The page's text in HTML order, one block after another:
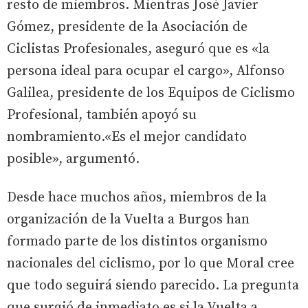
resto de miembros. Mientras José Javier
Gómez, presidente de la Asociación de
Ciclistas Profesionales, aseguró que es «la
persona ideal para ocupar el cargo», Alfonso
Galilea, presidente de los Equipos de Ciclismo
Profesional, también apoyó su
nombramiento.«Es el mejor candidato
posible», argumentó.
Desde hace muchos años, miembros de la
organización de la Vuelta a Burgos han
formado parte de los distintos organismo
nacionales del ciclismo, por lo que Moral cree
que todo seguirá siendo parecido. La pregunta